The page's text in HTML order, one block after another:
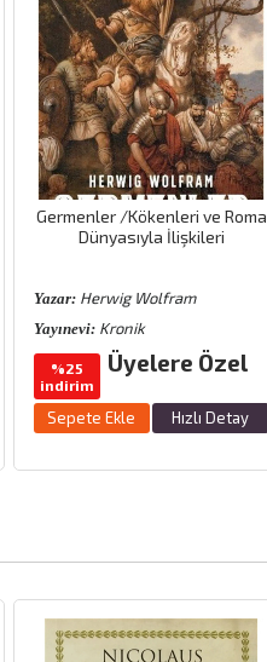
Germenler /Kökenleri ve Roma
Dünyasıyla İlişkileri
Yazar:Herwig Wolfram
Yayınevi:Kronik
%25
indirim
Üyelere Özel
Sepete Ekle Hızlı Detay